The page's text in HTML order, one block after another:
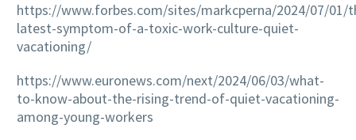
https://www.forbes.com/sites/markcperna/2024/07/01/
latest-symptom-of-a-toxic-work-culture-quiet-
vacationing/
https://www.euronews.com/next/2024/06/03/what-
to-know-about-the-rising-trend-of-quiet-vacationing-
among-young-workers